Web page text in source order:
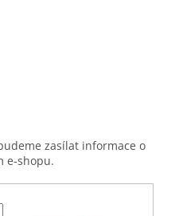
zasílat informace o
e-shopu.